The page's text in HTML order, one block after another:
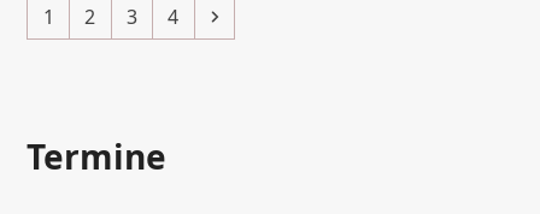
Page
1 Page
2 Page
3 Page
4 Next
Termine